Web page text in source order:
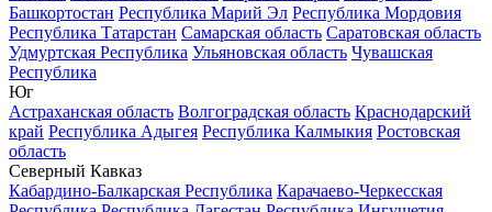
Башкортостан Республика Марий Эл Республика Мордовия
Республика Татарстан Самарская область Саратовская область
Удмуртская Республика Ульяновская область Чувашская
Республика
Юг
Астраханская область Волгоградская область Краснодарский
край Республика Адыгея Республика Калмыкия Ростовская
область
Северный Кавказ
Кабардино-Балкарская Республика Карачаево-Черкесская